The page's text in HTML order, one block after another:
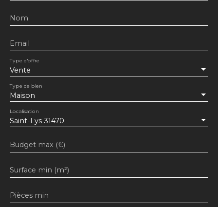
Nom
Email
Vente
Type d'offre
Maison
Type de bien
Saint-Lys 31470
Localisation
Budget max (€)
Surface min (m²)
Pièces min